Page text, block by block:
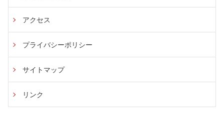
アクセス
プライバシーポリシー
サイトマップ
リンク